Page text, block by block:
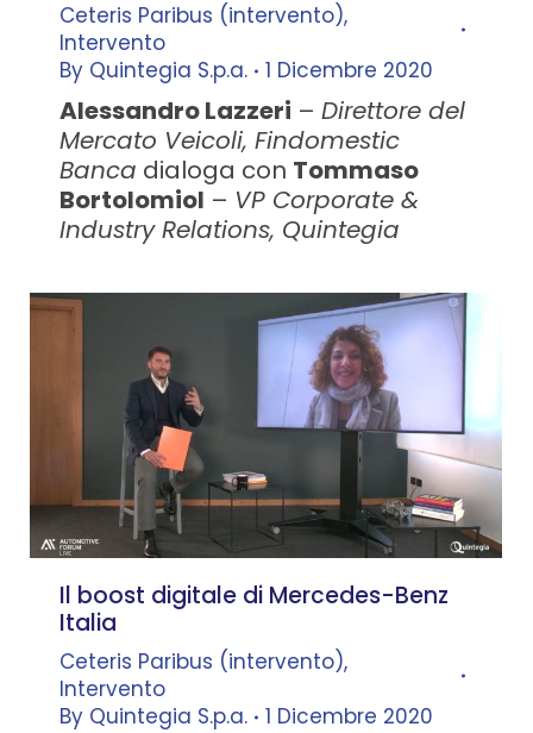
Ceteris Paribus (intervento),
Intervento
By Quintegia S.p.a. 1 Dicembre 2020
Alessandro Lazzeri – Direttore del
Mercato Veicoli, Findomestic
Banca dialoga con Tommaso
Bortolomiol – VP Corporate &
Industry Relations, Quintegia
Il boost digitale di Mercedes-Benz
Italia
Ceteris Paribus (intervento),
Intervento
By Quintegia S.p.a. 1 Dicembre 2020